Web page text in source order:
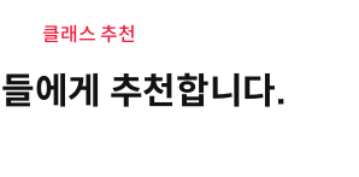
클래스 추천
에게 추천합니다.